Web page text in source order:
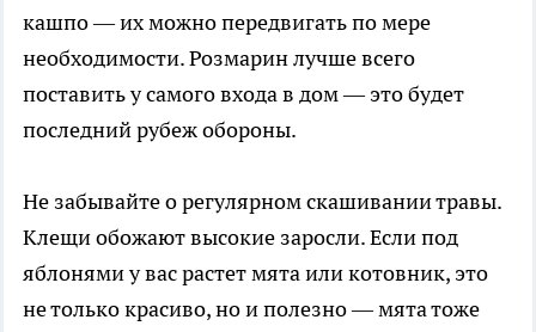
кашпо — их можно передвигать по мере
необходимости. Розмарин лучше всего
поставить у самого входа в дом — это будет
последний рубеж обороны.
Не забывайте о регулярном скашивании травы.
Клещи обожают высокие заросли. Если под
яблонями у вас растет мята или котовник, это
не только красиво, но и полезно — мята тоже